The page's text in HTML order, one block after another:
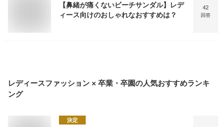
【鼻緒が痛くないビーチサンダル】レデ
ィース向けのおしゃれなおすすめは？
42
回答
レディースファッション × 卒業・卒園の人気おすすめランキ
ング
決定